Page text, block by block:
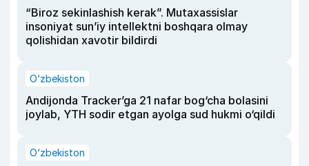
“Biroz sekinlashish kerak”. Mutaxassislar
insoniyat sun’iy intellektni boshqara olmay
qolishidan xavotir bildirdi
O‘zbekiston
Andijonda Tracker’ga 21 nafar bog‘cha bolasini
joylab, YTH sodir etgan ayolga sud hukmi o‘qildi
O‘zbekiston